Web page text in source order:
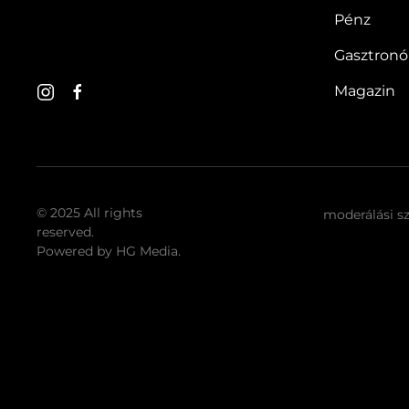
Pénz
Magazin
© 2025 All rights
reserved.
Powered by HG Media.
moderálási